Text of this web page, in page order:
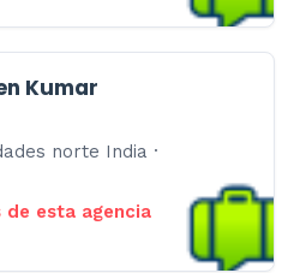
Kumar
norte India ·
esta agencia